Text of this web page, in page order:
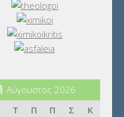
Αύγουστος 2026
Τ Π Π Σ
Κ